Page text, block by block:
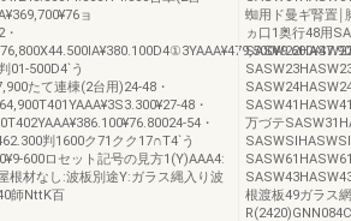
ョ
01‐500D4`う
たて連棟(2台用)24-48・
48・
54・
判1600ク71クク17∩T4`う
ロセット記号の見方1(Y)AAA4:
根材なし:波板別途Y:ガラス縄入り波
師NttK百
蜘用ド曼ギ腎置
ヵ口1奥行48用
万づテ
根渡板49ガラス